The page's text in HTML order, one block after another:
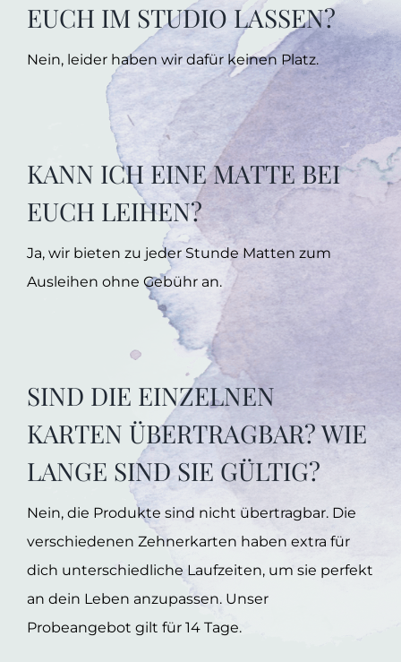
EUCH IM STUDIO LASSEN?
Nein, leider haben wir dafür keinen Platz.
KANN ICH EINE MATTE BEI
EUCH LEIHEN?
Ja, wir bieten zu jeder Stunde Matten zum
Ausleihen ohne Gebühr an.
SIND DIE EINZELNEN
KARTEN ÜBERTRAGBAR? WIE
LANGE SIND SIE GÜLTIG?
Nein, die Produkte sind nicht übertragbar. Die
verschiedenen Zehnerkarten haben extra für
dich unterschiedliche Laufzeiten, um sie perfekt
an dein Leben anzupassen. Unser
Probeangebot gilt für 14 Tage.